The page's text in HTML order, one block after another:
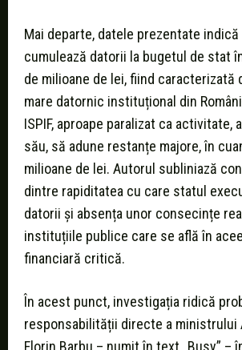
Mai departe, datele prezentate
cumulează datorii la bugetul de stat
de milioane de lei, fiind caracterizată
mare datornic instituțional din
ISPIF, aproape paralizat ca activitate,
său, să adune restanțe majore, în
milioane de lei. Autorul subliniază
dintre rapiditatea cu care statul
datorii și absența unor consecințe
instituțiile publice care se află în
financiară critică.
În acest punct, investigația ridică
responsabilității directe a ministrului
Florin Barbu – numit în text „Busy” –